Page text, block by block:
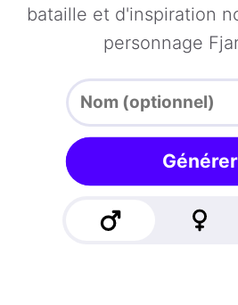
bataille et d'inspiration
personnage
Générer